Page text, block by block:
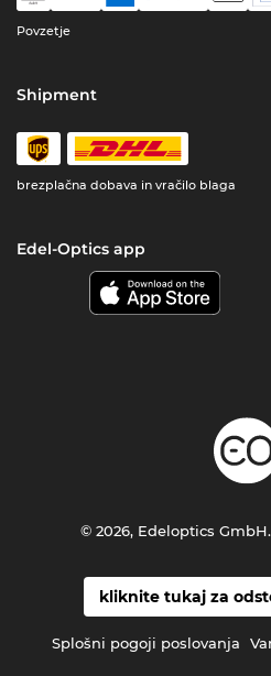
Povzetje
Shipment
brezplačna dobava in vračilo blaga
Edel-Optics app
kliknite tukaj za
Splošni pogoji poslovanja
© 2026, Edeloptics